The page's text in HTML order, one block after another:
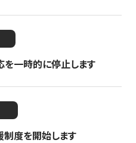
一時的に停止します
度を開始します